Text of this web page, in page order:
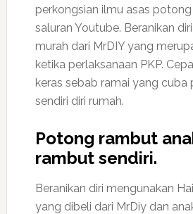
perkongsian ilmu asas
saluran Youtube. Beranikan
murah dari MrDIY yang
ketika perlaksanaan PKP.
keras sebab ramai yang
sendiri diri rumah.
Potong rambut
rambut sendiri.
Beranikan diri mengunakan
yang dibeli dari MrDiy dan